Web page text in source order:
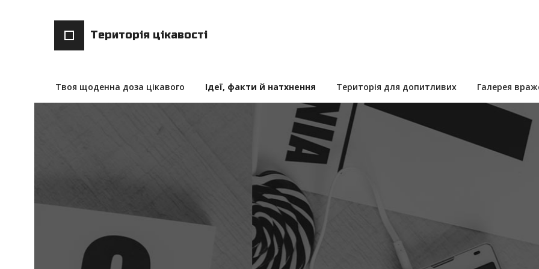
Територія цікавості
Твоя щоденна доза цікавого Ідеї, факти й натхнення Територія для допитливих Галерея